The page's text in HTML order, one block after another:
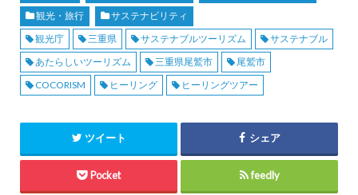
観光・旅行
サステナビリティ
観光庁
三重県 サステナブルツーリズム
サステナブル
あたらしいツーリズム
三重県尾鷲市
尾鷲市
COCORISM
ヒーリング ヒーリングツアー
ツイート シェア
Pocket feedly